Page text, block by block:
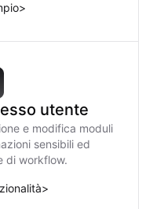
>
utente
e modifica moduli
sensibili ed
di workflow.
>